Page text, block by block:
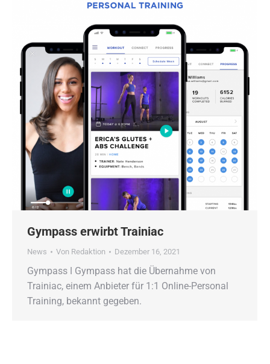
Gympass erwirbt Trainiac
News Von Redaktion Dezember 16, 2021
Gympass ǀ Gympass hat die Übernahme von
Trainiac, einem Anbieter für 1:1 Online-Personal
Training, bekannt gegeben.